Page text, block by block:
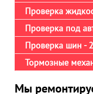
Проверка
Проверка под
Проверка шин - 2
Тормозные
Мы